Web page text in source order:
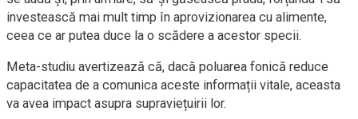
investească mai mult timp în aprovizionarea cu alimente,
ceea ce ar putea duce la o scădere a acestor specii.
Meta-studiu avertizează că, dacă poluarea fonică reduce
capacitatea de a comunica aceste informații vitale, aceasta
va avea impact asupra supraviețuirii lor.